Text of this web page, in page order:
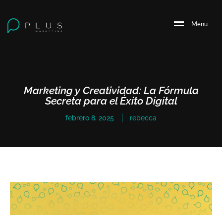
Menu
Marketing y Creatividad: La Fórmula
Secreta para el Éxito Digital
febrero 8, 2025 rebecca